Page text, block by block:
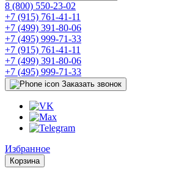
8 (800) 550-23-02
+7 (915) 761-41-11
+7 (499) 391-80-06
+7 (495) 999-71-33
+7 (915) 761-41-11
+7 (499) 391-80-06
+7 (495) 999-71-33
Заказать звонок
Избранное
Корзина